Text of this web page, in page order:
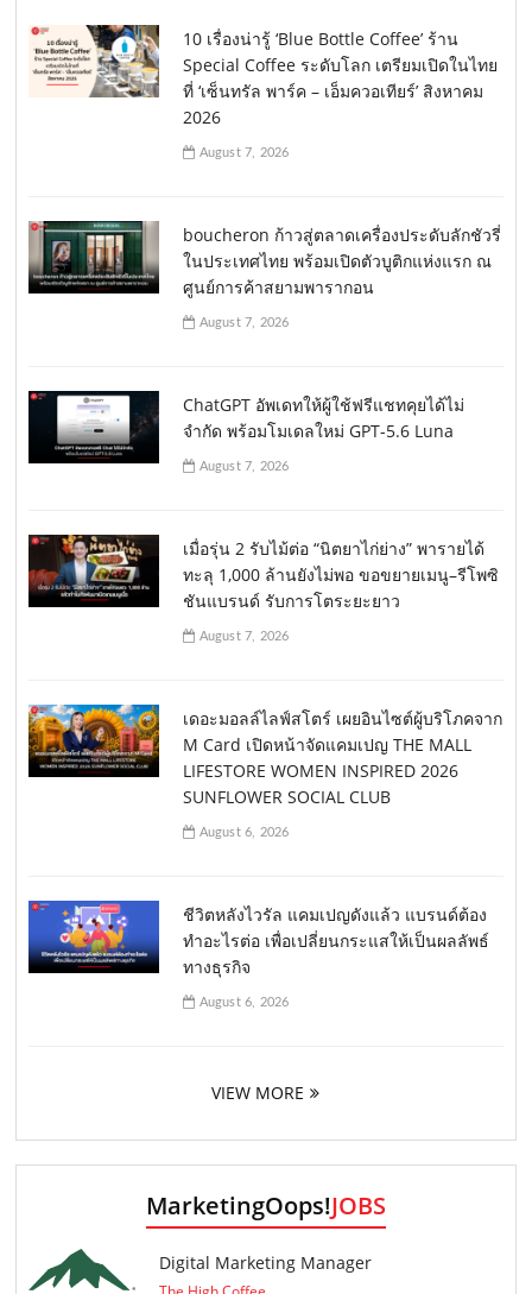
10 เรื่องน่ารู้ ‘Blue Bottle Coffee’ ร้าน
Special Coffee ระดับโลก เตรียมเปิดในไทย
ที่ ‘เซ็นทรัล พาร์ค – เอ็มควอเทียร์’ สิงหาคม
2026
August 7, 2026
boucheron ก้าวสู่ตลาดเครื่องประดับลักชัวรี่
ในประเทศไทย พร้อมเปิดตัวบูติกแห่งแรก ณ
ศูนย์การค้าสยามพารากอน
August 7, 2026
ChatGPT อัพเดทให้ผู้ใช้ฟรีแชทคุยได้ไม่
จำกัด พร้อมโมเดลใหม่ GPT-5.6 Luna
August 7, 2026
เมื่อรุ่น 2 รับไม้ต่อ “นิตยาไก่ย่าง” พารายได้
ทะลุ 1,000 ล้านยังไม่พอ ขอขยายเมนู–รีโพซิ
ชันแบรนด์ รับการโตระยะยาว
August 7, 2026
เดอะมอลล์ไลฟ์สโตร์ เผยอินไซต์ผู้บริโภคจาก
M Card เปิดหน้าจัดแคมเปญ THE MALL
LIFESTORE WOMEN INSPIRED 2026
SUNFLOWER SOCIAL CLUB
August 6, 2026
ชีวิตหลังไวรัล แคมเปญดังแล้ว แบรนด์ต้อง
ทำอะไรต่อ เพื่อเปลี่ยนกระแสให้เป็นผลลัพธ์
ทางธุรกิจ
August 6, 2026
VIEW MORE
MarketingOops!JOBS
Digital Marketing Manager